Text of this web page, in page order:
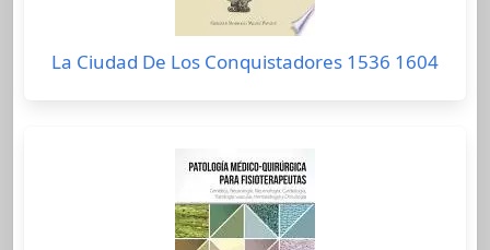
La Ciudad De Los Conquistadores 1536 1604